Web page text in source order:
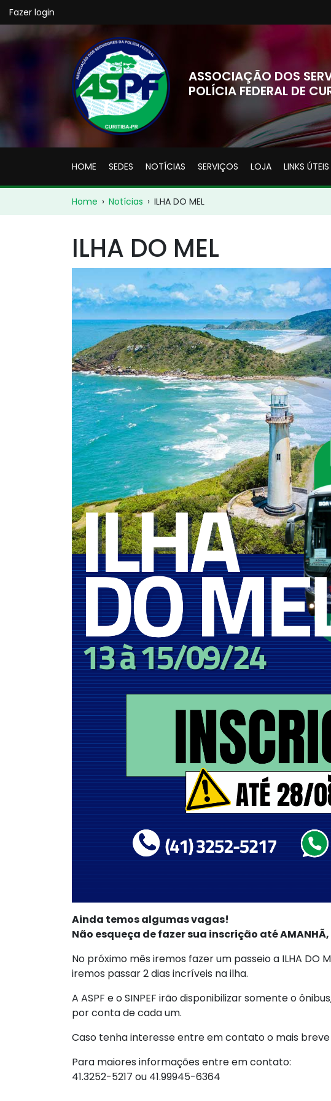
Fazer login
ASSOCIAÇÃO DOS
POLÍCIA FEDERAL DE
HOME SEDES NOTÍCIAS SERVIÇOS LOJA LINKS ÚTEIS
Home › Notícias › ILHA DO MEL
ILHA DO MEL
Ainda temos algumas vagas!
Não esqueça de fazer sua inscrição até
No próximo mês iremos fazer um passeio a ILHA DO
iremos passar 2 dias incríveis na ilha.
A ASPF e o SINPEF irão disponibilizar somente o
por conta de cada um.
Caso tenha interesse entre em contato o mais breve
Para maiores informações entre em contato:
41.3252-5217 ou 41.99945-6364